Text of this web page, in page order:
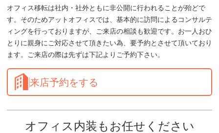
オフィス移転は社内・社外ともに非公開に行われることが殆どで
す。そのためアットオフィスでは、基本的に訪問によるコンサルテ
ィングを行っておりますが、ご来店の相談も歓迎です。お一人おひ
とりに親身にご対応させて頂きたい為、要予約とさせて頂いており
ます。ご来店の際は先ずは下記よりご予約下さい。
来店予約をする
オフィス内装もお任せください